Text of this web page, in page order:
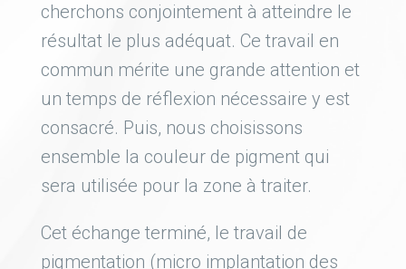
cherchons conjointement à atteindre le
résultat le plus adéquat. Ce travail en
commun mérite une grande attention et
un temps de réflexion nécessaire y est
consacré. Puis, nous choisissons
ensemble la couleur de pigment qui
sera utilisée pour la zone à traiter.
Cet échange terminé, le travail de
pigmentation (micro implantation des